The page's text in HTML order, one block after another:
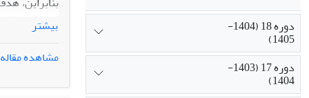
کانونی،
بهره‌گیری
بیشتر
مشاهده مقاله
دوره 18 (1404-
1405)
دوره 17 (1403-
1404)